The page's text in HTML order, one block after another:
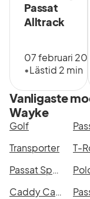
Passat
Alltrack
07 februari
•Lästid 2 min
Vanligaste
Wayke
Golf
Transporter
T-
Passat Sportscombi
Caddy Cargo Maxi